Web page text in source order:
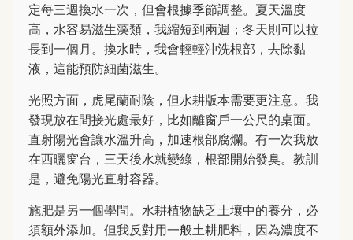
定每三週換水一次，但會根據季節調整。夏天溫度
高，水容易滋生藻類，我縮短到兩週；冬天則可以拉
長到一個月。換水時，我會輕輕沖洗根部，去除黏
液，這能預防細菌滋生。
光照方面，虎尾蘭耐陰，但水耕版本需要更注意。我
發現放在間接光處最好，比如離窗戶一公尺的桌面。
直射陽光會讓水溫升高，加速根部腐爛。有一次我放
在西曬窗台，三天後水就變綠，根部開始發臭。教訓
是，避免陽光直射容器。
施肥是另一個學問。水耕植物缺乏土壤中的養分，必
須額外添加。但我反對用一般土耕肥料，因為濃度不